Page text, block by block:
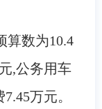
算数为10.4
,公务用车
7.45万元。